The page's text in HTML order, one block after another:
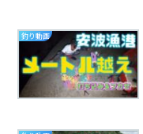
釣り動画